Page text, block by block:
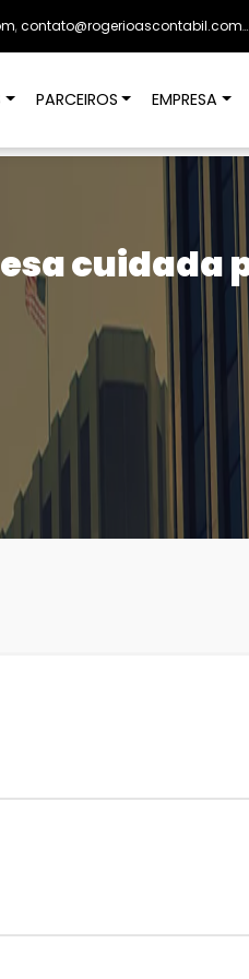
,contato@rogerioascontabil.com.br
PARCEIROS EMPRESA
cuidada